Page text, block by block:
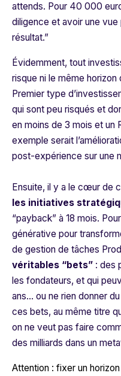
attends. Pour 40 000
diligence et avoir une
résultat.”
Évidemment, tout
risque ni le même
Premier type
qui sont peu risqués et
en moins de 3 mois et un
exemple serait
post-expérience sur une
Ensuite, il y a le cœur de
les initiatives
“payback” à 18 mois.
générative pour
de gestion de tâches
véritables “bets” : des
les fondateurs, et qui
ans… ou ne rien donner
ces bets, au même titre
on ne veut pas faire
des milliards dans un
Attention : fixer un